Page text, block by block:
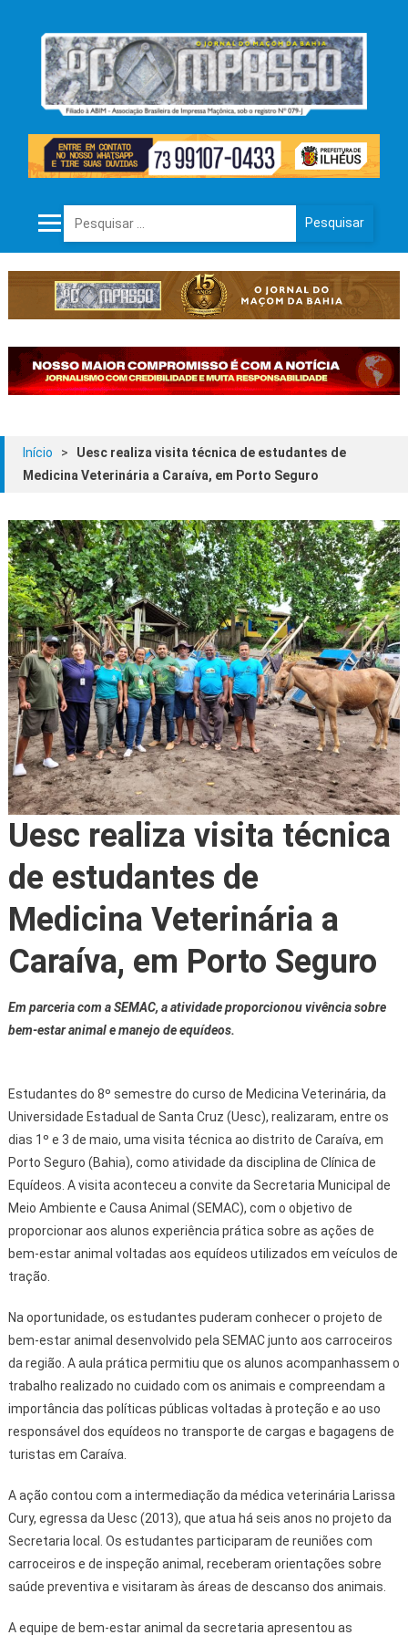
Pesquisar por:
Início >
Uesc realiza visita técnica de estudantes de
Medicina Veterinária a Caraíva, em Porto Seguro
Uesc realiza visita técnica
de estudantes de
Medicina Veterinária a
Caraíva, em Porto Seguro
Em parceria com a SEMAC, a atividade proporcionou vivência sobre
bem-estar animal e manejo de equídeos.
Estudantes do 8º semestre do curso de Medicina Veterinária, da
Universidade Estadual de Santa Cruz (Uesc), realizaram, entre os
dias 1º e 3 de maio, uma visita técnica ao distrito de Caraíva, em
Porto Seguro (Bahia), como atividade da disciplina de Clínica de
Equídeos. A visita aconteceu a convite da Secretaria Municipal de
Meio Ambiente e Causa Animal (SEMAC), com o objetivo de
proporcionar aos alunos experiência prática sobre as ações de
bem-estar animal voltadas aos equídeos utilizados em veículos de
tração.
Na oportunidade, os estudantes puderam conhecer o projeto de
bem-estar animal desenvolvido pela SEMAC junto aos carroceiros
da região. A aula prática permitiu que os alunos acompanhassem o
trabalho realizado no cuidado com os animais e compreendam a
importância das políticas públicas voltadas à proteção e ao uso
responsável dos equídeos no transporte de cargas e bagagens de
turistas em Caraíva.
A ação contou com a intermediação da médica veterinária Larissa
Cury, egressa da Uesc (2013), que atua há seis anos no projeto da
Secretaria local. Os estudantes participaram de reuniões com
carroceiros e de inspeção animal, receberam orientações sobre
saúde preventiva e visitaram às áreas de descanso dos animais.
A equipe de bem-estar animal da secretaria apresentou as